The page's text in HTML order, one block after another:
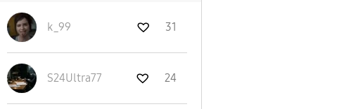
k_99 31
S24Ultra77 24